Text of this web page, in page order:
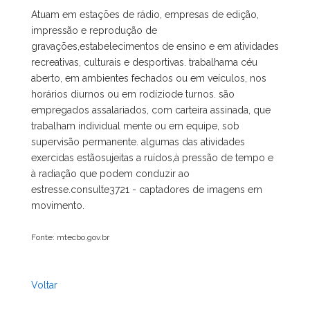
Atuam em estações de rádio, empresas de edição,
impressão e reprodução de
gravações,estabelecimentos de ensino e em atividades
recreativas, culturais e desportivas. trabalhama céu
aberto, em ambientes fechados ou em veículos, nos
horários diurnos ou em rodíziode turnos. são
empregados assalariados, com carteira assinada, que
trabalham individual mente ou em equipe, sob
supervisão permanente. algumas das atividades
exercidas estãosujeitas a ruídos,à pressão de tempo e
à radiação que podem conduzir ao
estresse.consulte3721 - captadores de imagens em
movimento.
Fonte: mtecbo.gov.br
Voltar